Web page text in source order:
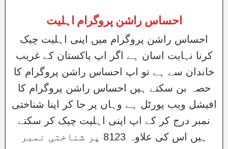
احساس راشن پروگرام اہلیت
احساس راشن پروگرام میں اپنی اہلیت چیک
کرنا نہایت اسان ہے اگر اپ پاکستان کے غریب
خاندان سے ہے تو اپ احساس راشن پروگرام کا
حصہ بن سکتے ہیں احساس راشن پروگرام کا
افیشل ویب پورٹل ہے وہاں پر جا کر اپنا شناختی
نمبر درج کر کے اپ اپنی اہلیت چیک کر سکتے
ہیں اس کی علاوہ 8123 پر شناختی نمبر